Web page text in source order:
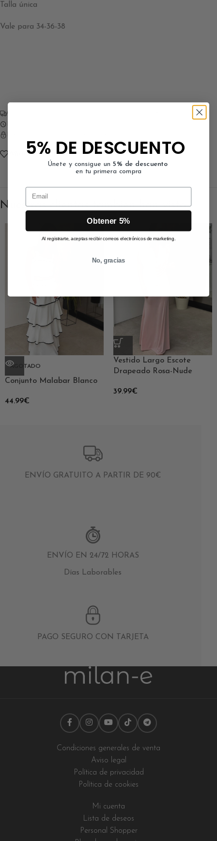
Talla única
Vale para 34-36-38
GASTOS DE ENVÍO GRATUITO a partir de 90€
Añadir a la lista de deseos
Nuestras clientas también han visto
AGOTADO
Conjunto Malabar Blanco
44.99€
Vestido Largo Escote
Drapeado Rosa-Nude
39.99€
ENVÍO GRATUITO A PARTIR DE 90€
ENVÍO EN 24/72 HORAS
Días Laborables
PAGO SEGURO CON TARJETA
Condiciones generales de venta
Aviso legal
Política de privacidad
Política de cookies
Mi cuenta
Lista de deseos
Personal Shopper
5% DE DESCUENTO
Únete y consigue un 5% de descuento
en tu primera compra
Email
Obtener 5%
Al registrarte, aceptas recibir correos electrónicos de marketing.
No, gracias